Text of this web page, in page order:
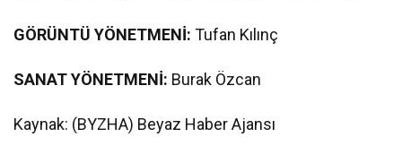
GÖRÜNTÜ YÖNETMENİ: Tufan Kılınç
SANAT YÖNETMENİ: Burak Özcan
Kaynak: (BYZHA) Beyaz Haber Ajansı